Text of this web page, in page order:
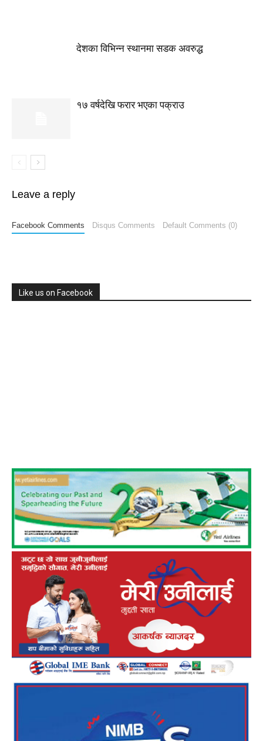
देशका विभिन्न स्थानमा सडक अवरुद्ध
१७ वर्षदेखि फरार भएका पक्राउ
Leave a reply
Facebook Comments Disqus Comments Default Comments (0)
Like us on Facebook